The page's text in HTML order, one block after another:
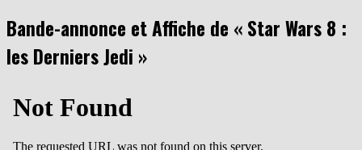
Bande-annonce et Affiche de « Star Wars 8 :
les Derniers Jedi »